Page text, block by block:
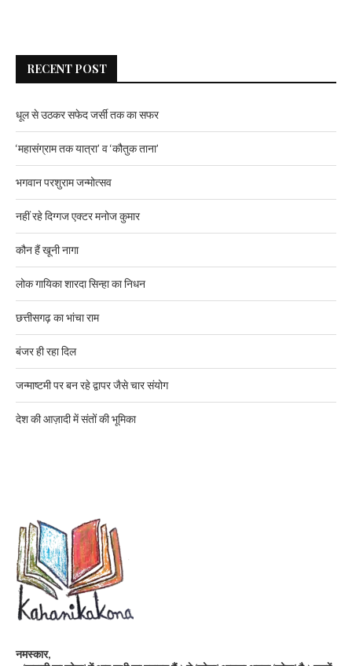
RECENT POST
धूल से उठकर सफेद जर्सी तक का सफर
‘महासंग्राम तक यात्रा’ व ‘कौतुक ताना’
भगवान परशुराम जन्मोत्सव
नहीं रहे दिग्गज एक्टर मनोज कुमार
कौन हैं खूनी नागा
लोक गायिका शारदा सिन्हा का निधन
छत्तीसगढ़ का भांचा राम
बंजर ही रहा दिल
जन्माष्टमी पर बन रहे द्वापर जैसे चार संयोग
देश की आज़ादी में संतों की भूमिका
नमस्कार,